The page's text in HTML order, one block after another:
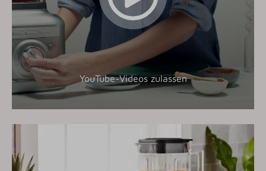
YouTube-Videos zulassen